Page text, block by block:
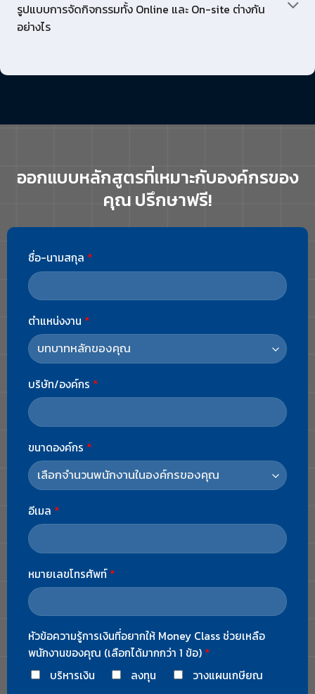
รูปแบบการจัดกิจกรรมทั้ง Online และ On-site ต่างกัน
อย่างไร
ออกแบบหลักสูตรที่เหมาะกับองค์กรของ
คุณ ปรึกษาฟรี!
ชื่อ-นามสกุล *
ตำแหน่งงาน *
บริษัท/องค์กร *
ขนาดองค์กร *
อีเมล *
หมายเลขโทรศัพท์*
หัวข้อความรู้การเงินที่อยากให้ Money Class ช่วยเหลือ
พนักงานของคุณ (เลือกได้มากกว่า 1 ข้อ) *
บริหารเงิน
ลงทุน วางแผนเกษียณ